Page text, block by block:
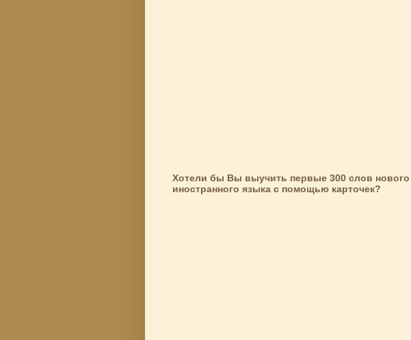
Хотели бы Вы выучить первые 300 слов нового
иностранного языка с помощью карточек?